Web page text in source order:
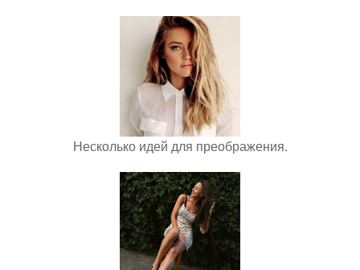
Несколько идей для преображения.